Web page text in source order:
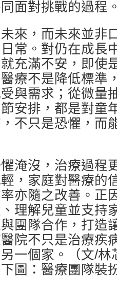
面對挑戰的過程
來，而未來並非
常。對仍在成長
充滿不安，即使
療不是降低標準
與需求；從微量
安排，都是對童
不只是恐懼，而
淹沒，治療過程
，家庭對醫療的
亦隨之改善。正
理解兒童並支持
團隊合作，打造
院不只是治療疾
一個家。（文/林
圖：醫療團隊裝